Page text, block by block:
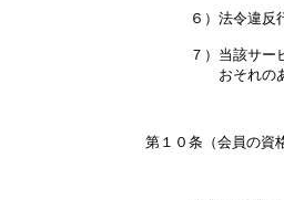
６）法令違反
７）当該サー
おそれの